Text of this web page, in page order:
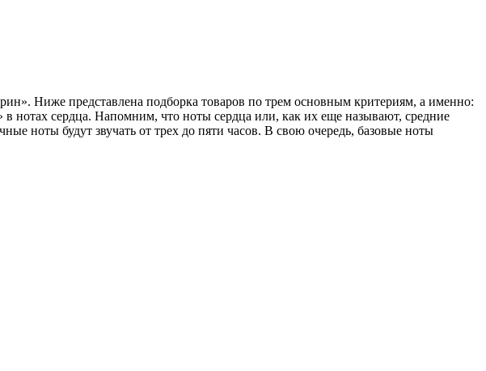
Ниже представлена подборка товаров по трем основным критериям, а именно:
нотах сердца. Напомним, что ноты сердца или, как их еще называют, средние
ноты будут звучать от трех до пяти часов. В свою очередь, базовые ноты